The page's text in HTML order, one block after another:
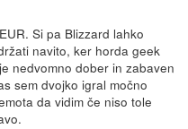
Si pa Blizzard lahko
navito, ker horda geek
nedvomno dober in zabaven
sem dvojko igral močno
da vidim če niso tole